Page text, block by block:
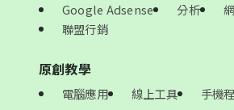
Google Adsense 分析
聯盟行銷
原創教學
電腦應用 線上工具 手機